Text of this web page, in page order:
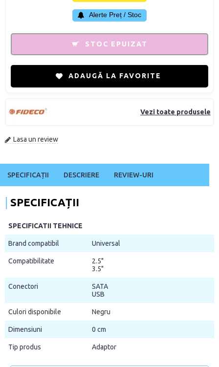
Vezi toate produsele
Lasa un review
Alerte Preț / Stoc
STOC EPUIZAT
ADAUGĂ LA FAVORITE
SPECIFICAȚII DESCRIERE REVIEW-URI
SPECIFICAȚII
SPECIFICATII TEHNICE
Brand compatibil Universal
Compatibilitate
2.5"
3.5"
Conectori
SATA
USB
Culori disponibile Negru
Dimensiuni 0 cm
Tip produs Adaptor